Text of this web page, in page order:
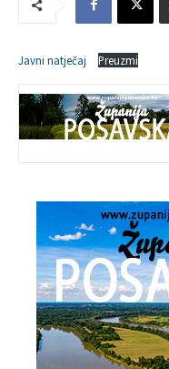
Javni natječaj Preuzmi